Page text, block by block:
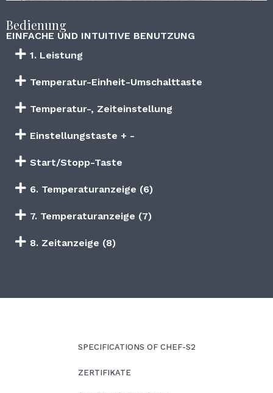
Bedienung
EINFACHE UND INTUITIVE BENUTZUNG
1. Leistung
Temperatur-Einheit-Umschalttaste
Temperatur-, Zeiteinstellung
Einstellungstaste + -
Start/Stopp-Taste
6. Temperaturanzeige (6)
7. Temperaturanzeige (7)
8. Zeitanzeige (8)
SPECIFICATIONS OF CHEF-S2
ZERTIFIKATE